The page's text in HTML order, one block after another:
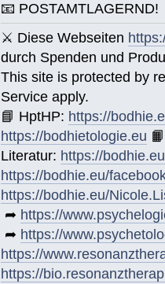
📧 POSTAMTLAGERND!
⚔ Diese Webseiten
durch Spenden und
This site is protected by
Service apply.
📘 HptHP: https://
https://bodhietologie.eu 📙
Literatur: https://
https://bodhie.eu/
https://bodhie.eu/
➦ https://
➦ https://
https://
https://